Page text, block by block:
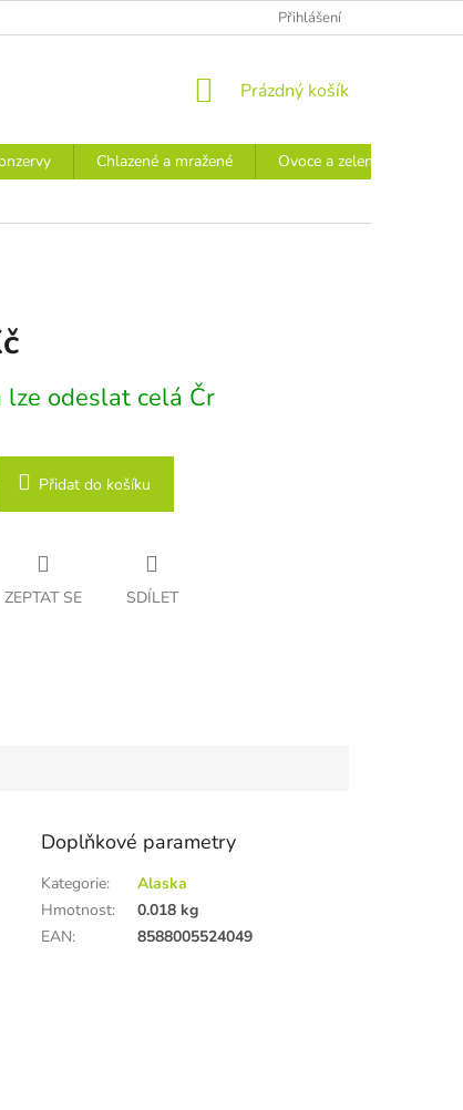
Přihlášení
NÁKUPNÍ
Prázdný košík
Chlazené a mražené Ovoce a zelenina
lze odeslat celá Čr
Přidat do košíku
ZEPTAT SE SDÍLET
Doplňkové parametry
Kategorie:
Alaska
Hmotnost:
0.018 kg
EAN: 8588005524049